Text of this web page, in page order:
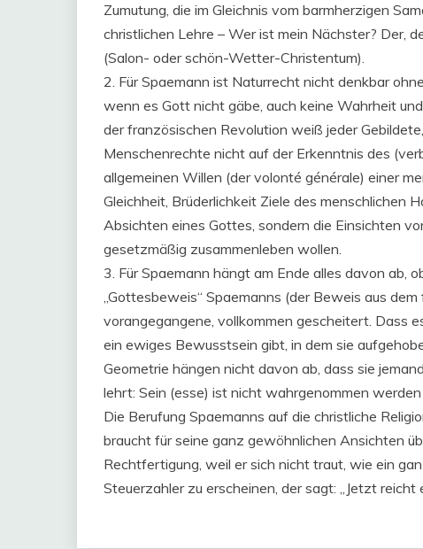
Zumutung, die im Gleichnis vom barmherzigen
christlichen Lehre – Wer ist mein Nächster? Der,
(Salon- oder schön-Wetter-Christentum).
2. Für Spaemann ist Naturrecht nicht denkbar
wenn es Gott nicht gäbe, auch keine Wahrheit
der französischen Revolution weiß jeder
Menschenrechte nicht auf der Erkenntnis des
allgemeinen Willen (der volonté générale) einer
Gleichheit, Brüderlichkeit Ziele des menschlichen
Absichten eines Gottes, sondern die Einsichten
gesetzmäßig zusammenleben wollen.
3. Für Spaemann hängt am Ende alles davon ab,
„Gottesbeweis“ Spaemanns (der Beweis aus
vorangegangene, vollkommen gescheitert. Dass
ein ewiges Bewusstsein gibt, in dem sie
Geometrie hängen nicht davon ab, dass sie
lehrt: Sein (esse) ist nicht wahrgenommen
Die Berufung Spaemanns auf die christliche
braucht für seine ganz gewöhnlichen Ansichten
Rechtfertigung, weil er sich nicht traut, wie ein
Steuerzahler zu erscheinen, der sagt: „Jetzt reicht